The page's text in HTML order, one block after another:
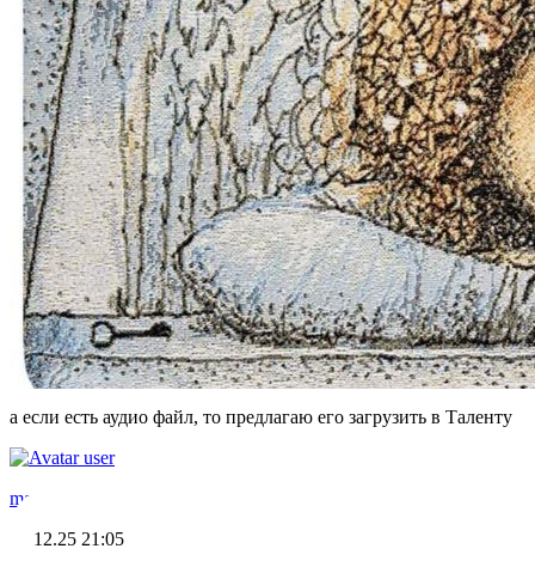
19.12.25 21:57
Готово, добавила аудио)
master
изменено 20.12.25 08:40
А я как раз поправил ссылку, теперь открывает видео. Рутуб
изменил алгоритмы и никого не предупредили (
master
19.12.25 21:06
а если есть аудио файл, то предлагаю его загрузить в Таленту
master
19.12.25 21:05